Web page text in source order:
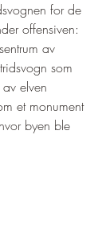
for de
offensiven:
av
som
elven
et monument
byen ble